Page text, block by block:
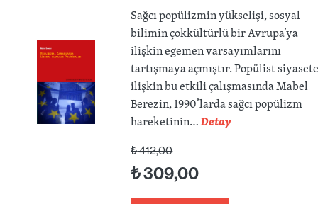
Sağcı popülizmin yükselişi, sosyal
bilimin çokkültürlü bir Avrupa’ya
ilişkin egemen varsayımlarını
tartışmaya açmıştır. Popülist
ilişkin bu etkili çalışmasında Mabel
Berezin, 1990’larda sağcı popülizm
hareketinin…Detay
₺412,00
₺309,00